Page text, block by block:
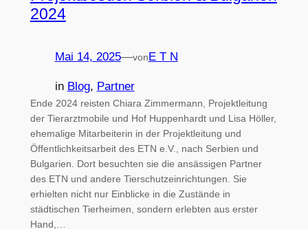
2024
Mai 14, 2025—vonE T N
in Blog, Partner
Ende 2024 reisten Chiara Zimmermann, Projektleitung
der Tierarztmobile und Hof Huppenhardt und Lisa Höller,
ehemalige Mitarbeiterin in der Projektleitung und
Öffentlichkeitsarbeit des ETN e.V., nach Serbien und
Bulgarien. Dort besuchten sie die ansässigen Partner
des ETN und andere Tierschutzeinrichtungen. Sie
erhielten nicht nur Einblicke in die Zustände in
städtischen Tierheimen, sondern erlebten aus erster
Hand,…